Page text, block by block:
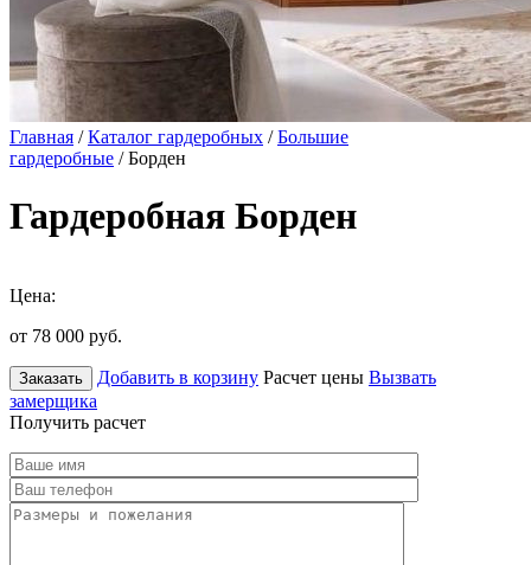
Главная /Каталог гардеробных /Большие
гардеробные / Борден
Гардеробная Борден
Цена:
от 78 000 руб.
Заказать Добавить в корзину Расчет цены Вызвать
замерщика
Получить расчет